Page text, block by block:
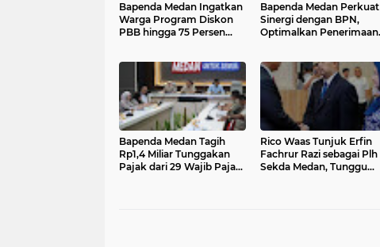
Bapenda Medan Ingatkan
Warga Program Diskon
PBB hingga 75 Persen
Bapenda Medan Perkuat
Sinergi dengan BPN,
Optimalkan Penerimaan
Bapenda Medan Tagih
Rp1,4 Miliar Tunggakan
Pajak dari 29 Wajib Pajak
Rico Waas Tunjuk Erfin
Fachrur Razi sebagai Plh
Sekda Medan, Tunggu